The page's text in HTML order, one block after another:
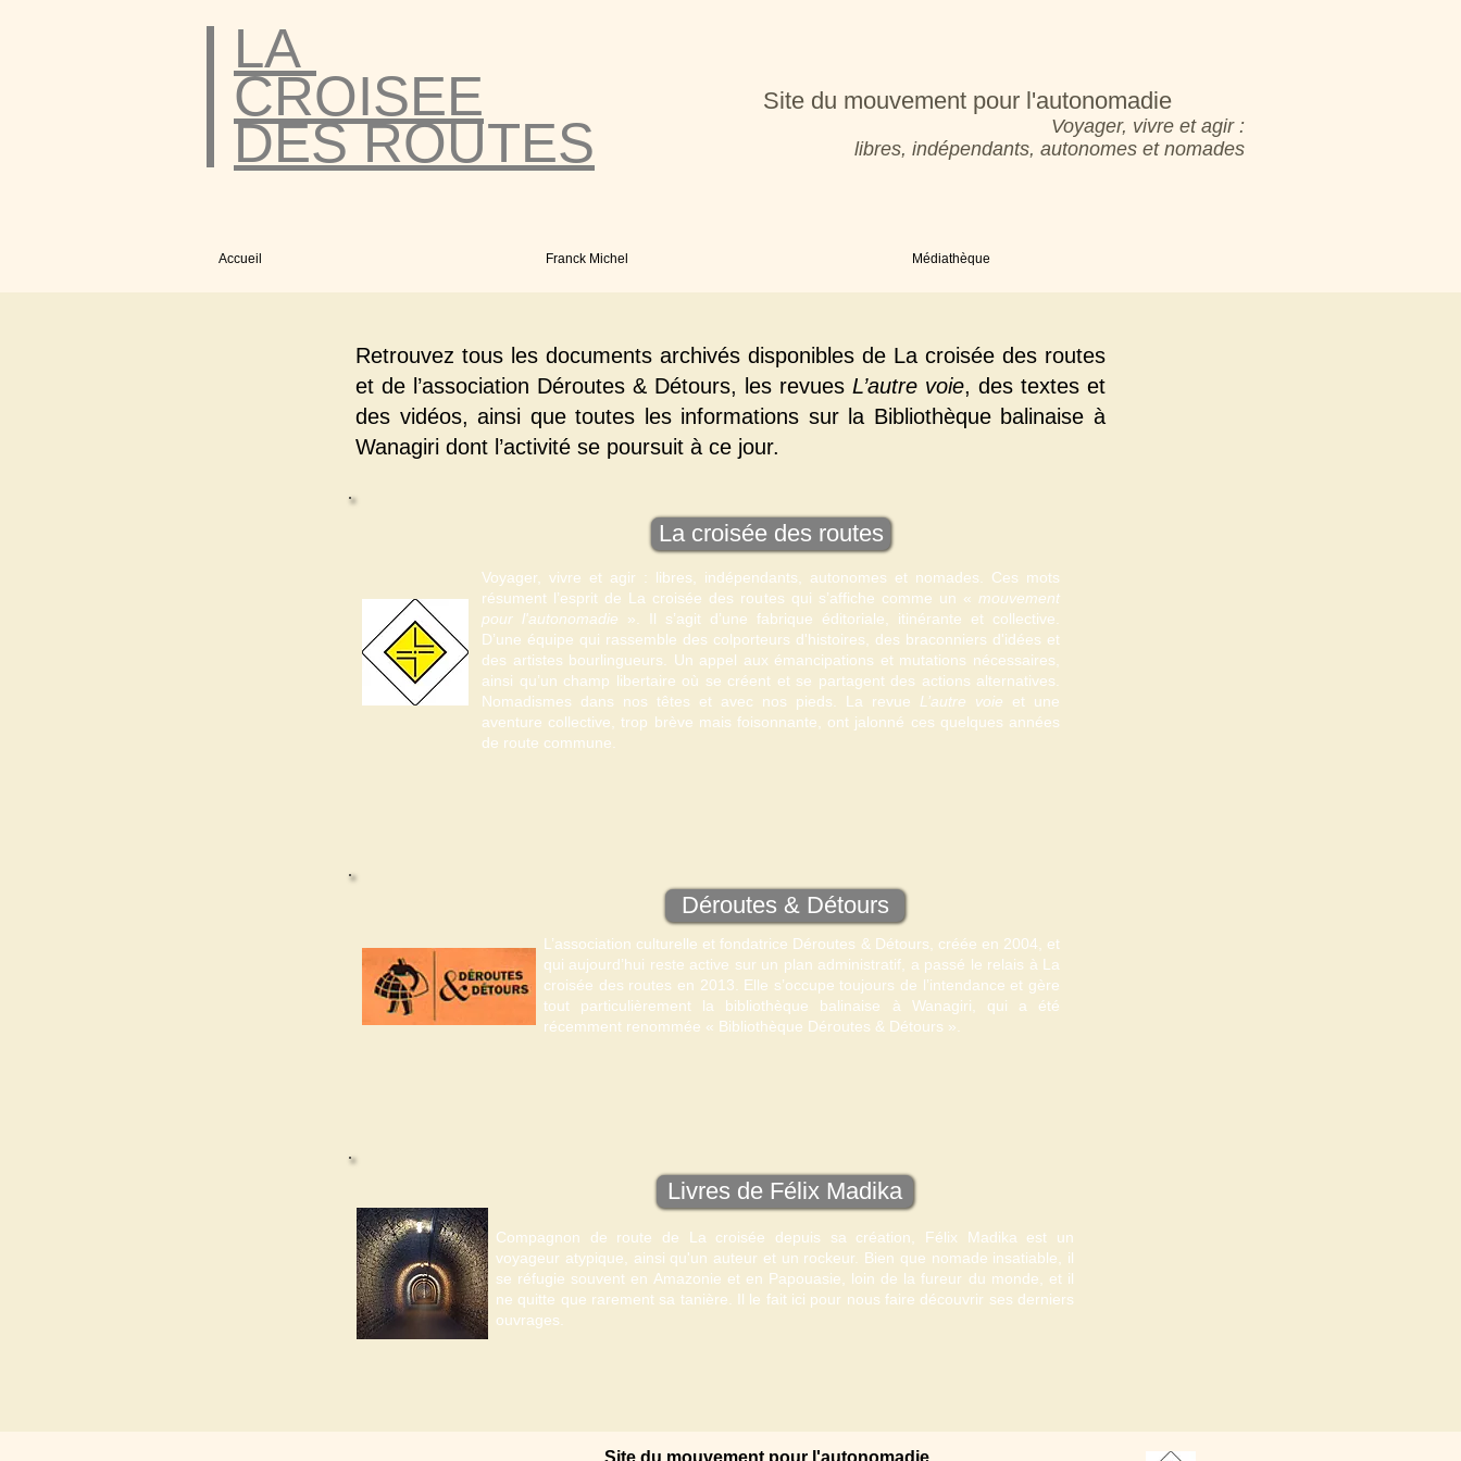
DES ROUTES
CROISEE
LA
Site du mouvement pour l'autonomadie
Voyager, vivre et agir :
libres, indépendants, autonomes et nomades
Accueil Franck Michel Médiathèque
Retrouvez tous les documents archivés disponibles de La croisée des routes
et de l’association Déroutes & Détours, les revues L’autre voie, des textes et
des vidéos, ainsi que toutes les informations sur la Bibliothèque balinaise à
Wanagiri dont l’activité se poursuit à ce jour.
La croisée des routes
Voyager, vivre et agir : libres, indépendants, autonomes et nomades. Ces mots
résument l’esprit de La croisée des routes qui s’affiche comme un « mouvement
pour l'autonomadie ». Il s’agit d’une fabrique éditoriale, itinérante et collective.
D’une équipe qui rassemble des colporteurs d'histoires, des braconniers d'idées et
des artistes bourlingueurs. Un appel aux émancipations et mutations nécessaires,
ainsi qu’un champ libertaire où se créent et se partagent des actions alternatives.
Nomadismes dans nos têtes et avec nos pieds. La revue L’autre voie et une
aventure collective, trop brève mais foisonnante, ont jalonné ces quelques années
de route commune.
Déroutes & Détours
L’association culturelle et fondatrice Déroutes & Détours, créée en 2004, et
qui aujourd’hui reste active sur un plan administratif, a passé le relais à La
croisée des routes en 2013. Elle s’occupe toujours de l’intendance et gère
tout particulièrement la bibliothèque balinaise à Wanagiri, qui a été
récemment renommée « Bibliothèque Déroutes & Détours ».
Livres de Félix Madika
Compagnon de route de La croisée depuis sa création, Félix Madika est un
voyageur atypique, ainsi qu'un auteur et un rockeur. Bien que nomade insatiable, il
se réfugie souvent en Amazonie et en Papouasie, loin de la fureur du monde, et il
ne quitte que rarement sa tanière. Il le fait ici pour nous faire découvrir ses derniers
ouvrages.
Site du mouvement pour l'autonomadie